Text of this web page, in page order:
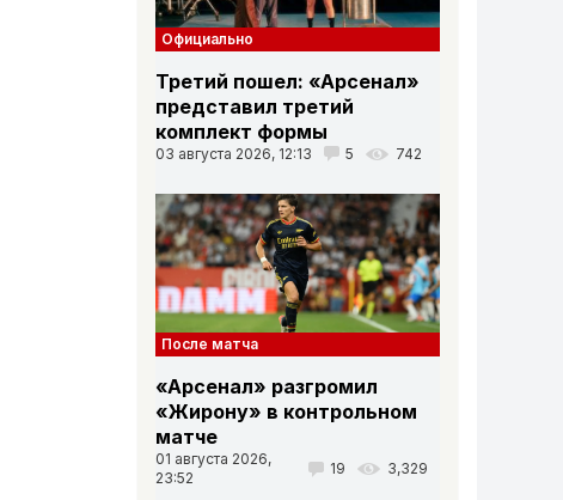
Официально
Третий пошел: «Арсенал»
представил третий
комплект формы
03 августа 2026, 12:13 5 742
После матча
«Арсенал» разгромил
«Жирону» в контрольном
матче
01 августа 2026,
23:52
19 3,329